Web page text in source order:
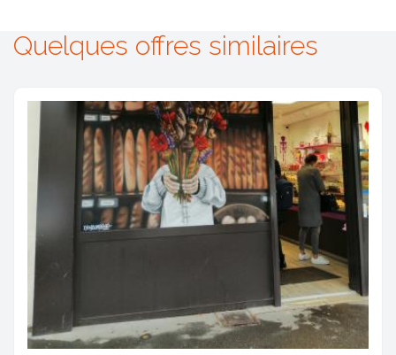
Quelques offres similaires